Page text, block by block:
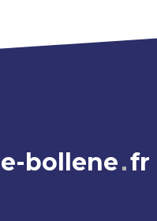
bollene fr